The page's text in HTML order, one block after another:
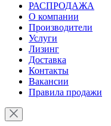
РАСПРОДАЖА
О компании
Производители
Услуги
Лизинг
Доставка
Контакты
Вакансии
Правила продажи